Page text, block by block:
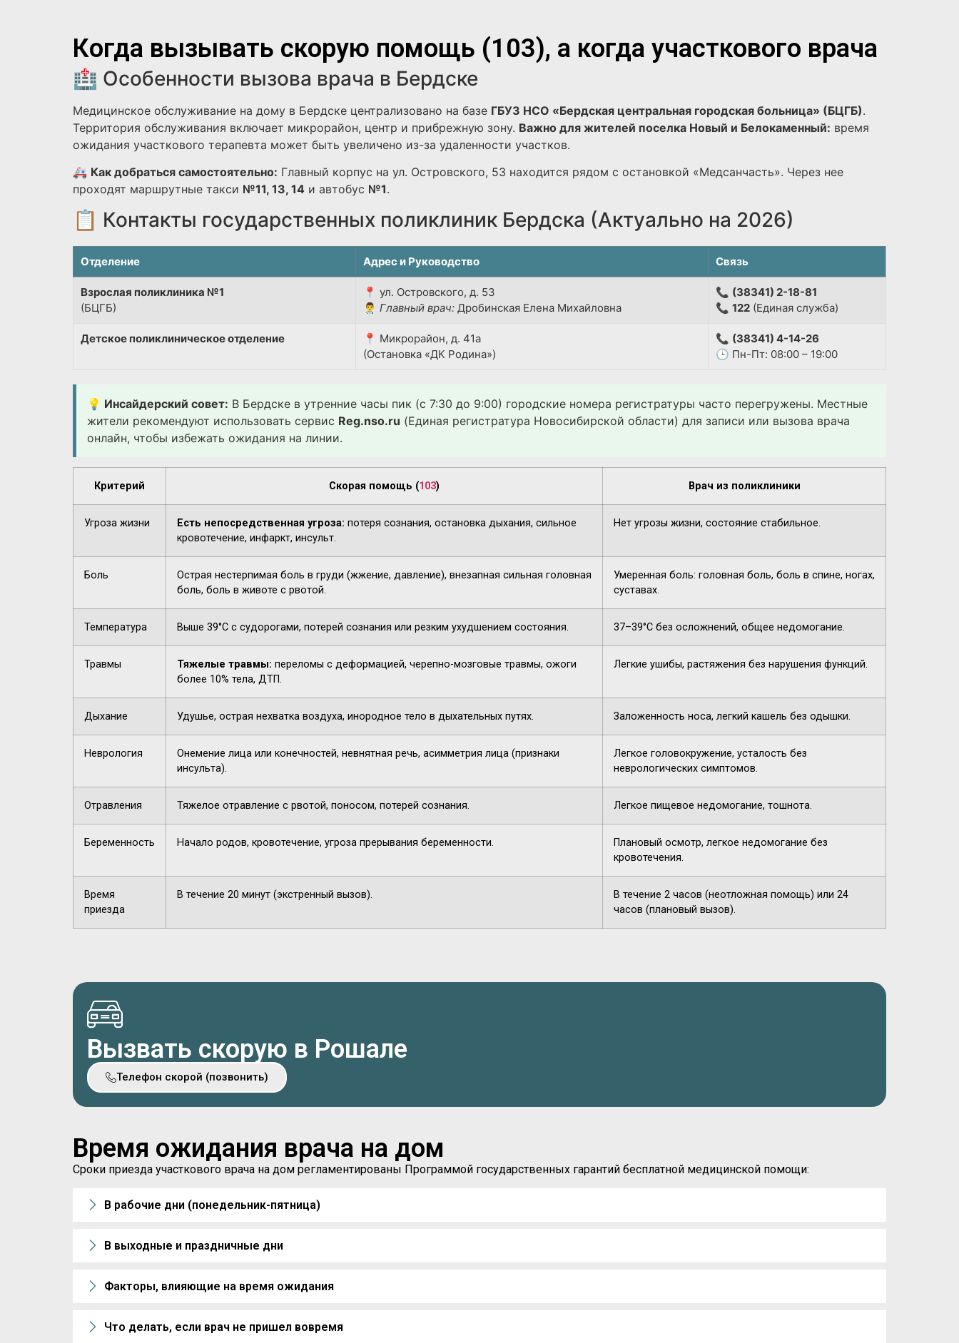
Когда вызывать скорую помощь (103), а когда участкового врача
🏥 Особенности вызова врача в Бердске
Медицинское обслуживание на дому в Бердске централизовано на базе ГБУЗ НСО «Бердская центральная городская больница» (БЦГБ).
Территория обслуживания включает микрорайон, центр и прибрежную зону. Важно для жителей поселка Новый и Белокаменный: время
ожидания участкового терапевта может быть увеличено из-за удаленности участков.
🚑 Как добраться самостоятельно: Главный корпус на ул. Островского, 53 находится рядом с остановкой «Медсанчасть». Через нее
проходят маршрутные такси №11, 13, 14 и автобус №1.
📋 Контакты государственных поликлиник Бердска (Актуально на 2026)
Отделение Адрес и Руководство Связь
Взрослая поликлиника №1
(БЦГБ)
📍 ул. Островского, д. 53
👨‍⚕️ Главный врач: Дробинская Елена Михайловна
📞 (38341) 2-18-81
📞 122 (Единая служба)
Детское поликлиническое отделение
📍 Микрорайон, д. 41а
(Остановка «ДК Родина»)
📞 (38341) 4-14-26
🕒 Пн-Пт: 08:00 – 19:00
💡 Инсайдерский совет: В Бердске в утренние часы пик (с 7:30 до 9:00) городские номера регистратуры часто перегружены. Местные
жители рекомендуют использовать сервис Reg.nso.ru (Единая регистратура Новосибирской области) для записи или вызова врача
онлайн, чтобы избежать ожидания на линии.
Критерий Скорая помощь (103) Врач из поликлиники
Угроза жизни Есть непосредственная угроза: потеря сознания, остановка дыхания, сильное
кровотечение, инфаркт, инсульт.
Нет угрозы жизни, состояние стабильное.
Боль
Острая нестерпимая боль в груди (жжение, давление), внезапная сильная головная
боль, боль в животе с рвотой.
Умеренная боль: головная боль, боль в спине, ногах,
суставах.
Температура Выше 39°C с судорогами, потерей сознания или резким ухудшением состояния. 37–39°C без осложнений, общее недомогание.
Травмы Тяжелые травмы: переломы с деформацией, черепно-мозговые травмы, ожоги
более 10% тела, ДТП.
Легкие ушибы, растяжения без нарушения функций.
Дыхание Удушье, острая нехватка воздуха, инородное тело в дыхательных путях. Заложенность носа, легкий кашель без одышки.
Неврология
Онемение лица или конечностей, невнятная речь, асимметрия лица (признаки
инсульта).
Легкое головокружение, усталость без
неврологических симптомов.
Отравления Тяжелое отравление с рвотой, поносом, потерей сознания. Легкое пищевое недомогание, тошнота.
Беременность Начало родов, кровотечение, угроза прерывания беременности.
Плановый осмотр, легкое недомогание без
кровотечения.
Время
приезда
В течение 20 минут (экстренный вызов).
В течение 2 часов (неотложная помощь) или 24
часов (плановый вызов).
Вызвать скорую в Рошале
Телефон скорой (позвонить)
Время ожидания врача на дом
Сроки приезда участкового врача на дом регламентированы Программой государственных гарантий бесплатной медицинской помощи:
В рабочие дни (понедельник-пятница)
В выходные и праздничные дни
Факторы, влияющие на время ожидания
Что делать, если врач не пришел вовремя